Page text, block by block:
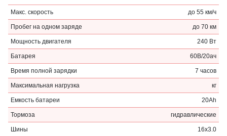
Макс. скорость до 55 км/ч
Пробег на одном заряде до 70 км
Мощность двигателя 240 Вт
Батарея 60В/20ач
Время полной зарядки 7 часов
Максимальная нагрузка кг
Емкость батареи 20Ah
Тормоза гидравлические
Шины 16х3.0